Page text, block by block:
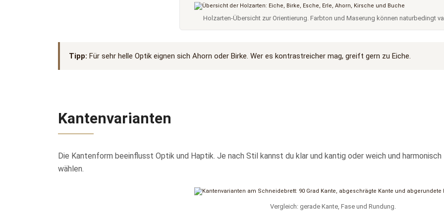
Holzarten-Übersicht zur Orientierung. Farbton und Maserung können naturbedingt
Tipp: Für sehr helle Optik eignen sich Ahorn oder Birke. Wer es kontrastreicher mag, greift gern zu Eiche.
Kantenvarianten
Die Kantenform beeinflusst Optik und Haptik. Je nach Stil kannst du klar und kantig oder weich und harmonisch
wählen.
Vergleich: gerade Kante, Fase und Rundung.